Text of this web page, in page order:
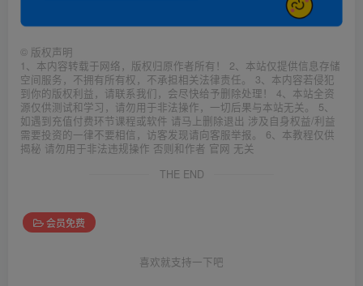
© 版权声明
1、本内容转载于网络，版权归原作者所有！ 2、本站仅提供信息存储
空间服务，不拥有所有权，不承担相关法律责任。 3、本内容若侵犯
到你的版权利益，请联系我们，会尽快给予删除处理！ 4、本站全资
源仅供测试和学习，请勿用于非法操作，一切后果与本站无关。 5、
如遇到充值付费环节课程或软件 请马上删除退出 涉及自身权益/利益
需要投资的一律不要相信，访客发现请向客服举报。 6、本教程仅供
揭秘 请勿用于非法违规操作 否则和作者 官网 无关
THE END
会员免费
喜欢就支持一下吧